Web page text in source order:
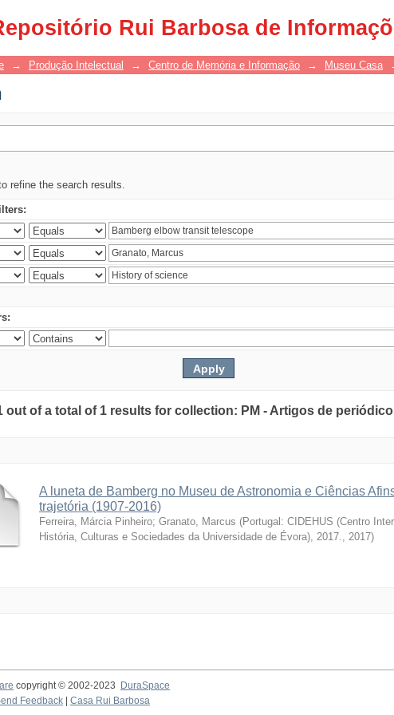
Rui Barbosa de
→ Produção Intelectual → Centro de Memória e Informação → Museu Casa
refine the search results.
out of a total of 1 results for collection: PM - Artigos de
A luneta de Bamberg no Museu de Astronomia e Ciências
trajetória (1907-2016)
Ferreira, Márcia Pinheiro; Granato, Marcus (Portugal: CIDEHUS (Centro
História, Culturas e Sociedades da Universidade de Évora), 2017., 2017)
copyright © 2002-2023 DuraSpace
Feedback Casa Rui Barbosa